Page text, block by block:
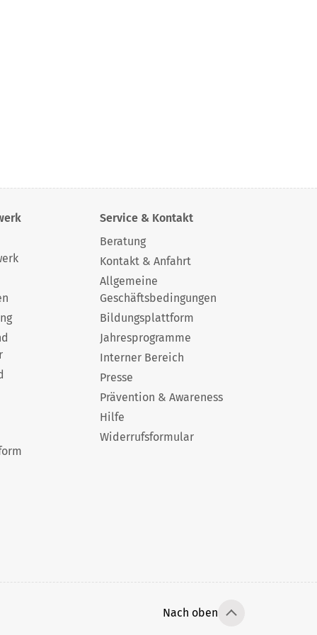
Service & Kontakt
Beratung
Kontakt & Anfahrt
Allgemeine
Geschäftsbedingungen
Bildungsplattform
Jahresprogramme
Interner Bereich
Presse
Prävention & Awareness
Hilfe
Widerrufsformular
Nach oben